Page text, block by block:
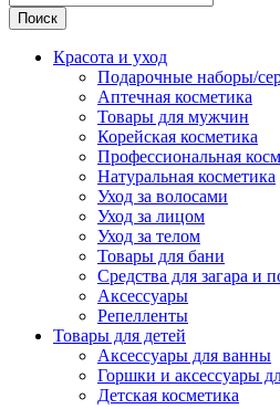
Поиск
Красота и уход
Подарочные наборы/
Аптечная косметика
Товары для мужчин
Корейская косметика
Профессиональная
Натуральная косметика
Уход за волосами
Уход за лицом
Уход за телом
Товары для бани
Средства для загара и
Аксессуары
Репелленты
Товары для детей
Аксессуары для ванны
Горшки и аксессуары
Детская косметика